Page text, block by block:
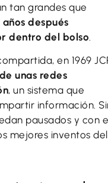
tan grandes que
después
dentro del bolso
en 1969
unas redes
, un sistema que
información.
pausados y con
mejores inventos del